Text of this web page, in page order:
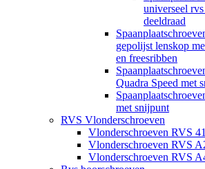
universeel
deeldraad
gepolijst lenskop
en freesribben
Quadra Speed met
met snijpunt
RVS Vlonderschroeven
Vlonderschroeven RVS
Vlonderschroeven RVS
Vlonderschroeven RVS